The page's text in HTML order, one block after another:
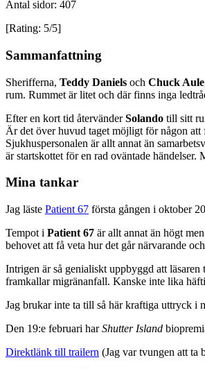
Antal sidor: 407
[Rating: 5/5]
Sammanfattning
Sherifferna, Teddy Daniels och Chuck Aule
rum. Rummet är litet och där finns inga
Efter en kort tid återvänderSolando till sitt
Är det över huvud taget möjligt för någon
Sjukhuspersonalen är allt annat än
är startskottet för en rad oväntade händelser.
Mina tankar
Jag läste Patient 67 första gången i oktober
Tempot i Patient 67 är allt annat än högt men
behovet att få veta hur det går närvarande
Intrigen är så genialiskt uppbyggd att
framkallar migränanfall. Kanske inte lika
Jag brukar inte ta till så här kraftiga uttryck i
Den 19:e februari harShutter Island
Direktlänk till trailern (Jag var tvungen att ta